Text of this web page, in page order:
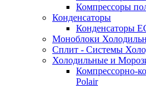
Компрессоры
Конденсаторы
Конденсаторы
Моноблоки
Сплит - Системы
Холодильные и
Компрессорно-
Polair